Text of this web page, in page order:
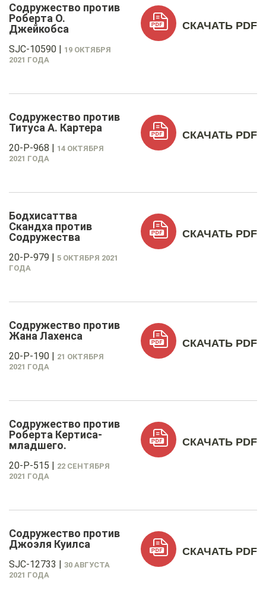
Содружество против
Роберта О.
Джейкобса
SJC-10590 | 19 ОКТЯБРЯ
2021 ГОДА
СКАЧАТЬ PDF
Содружество против
Титуса А. Картера
20-P-968 | 14 ОКТЯБРЯ
2021 ГОДА
СКАЧАТЬ PDF
Бодхисаттва
Скандха против
Содружества
20-P-979 | 5 ОКТЯБРЯ 2021
ГОДА
СКАЧАТЬ PDF
Содружество против
Жана Лахенса
20-P-190 | 21 ОКТЯБРЯ
2021 ГОДА
СКАЧАТЬ PDF
Содружество против
Роберта Кертиса-
младшего.
20-P-515 | 22 СЕНТЯБРЯ
2021 ГОДА
СКАЧАТЬ PDF
Содружество против
Джоэля Куилса
SJC-12733 | 30 АВГУСТА
2021 ГОДА
СКАЧАТЬ PDF